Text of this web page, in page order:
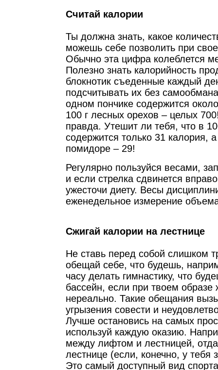
Считай калории
Ты должна знать, какое
можешь себе позволить при
Обычно эта цифра колеблется
Полезно знать калорийность
блокнотик съеденные каждый
подсчитывать их без
одном пончике содержится
100 г лесных орехов – целых
правда. Утешит ли тебя, что в
содержится только 31 калория,
помидоре – 29!
Регулярно пользуйся весами,
и если стрелка сдвинется
ужесточи диету. Весы
еженедельное измерение
Сжигай калории на лестнице
Не ставь перед собой слишком
обещай себе, что будешь,
часу делать гимнастику, что
бассейн, если при твоем образе
нереально. Такие обещания
угрызения совести и
Лучше остановись на самых
используй каждую оказию.
между лифтом и лестницей,
лестнице (если, конечно, у тебя
Это самый доступный вид